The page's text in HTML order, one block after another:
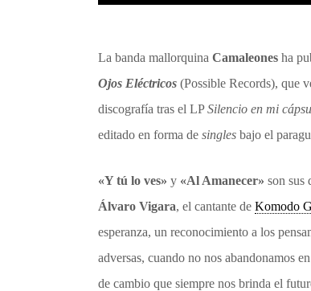
La banda mallorquina Camaleones ha
Ojos Eléctricos (Possible Records), que
discografía tras el LPSilencio en mi
editado en forma de singles bajo el
«Y tú lo ves» y «Al Amanecer» son sus
Álvaro Vigara, el cantante de Komodo
esperanza, un reconocimiento a los
adversas, cuando no nos abandonamos
de cambio que siempre nos brinda el